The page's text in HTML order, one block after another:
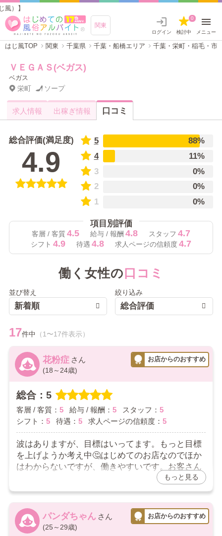
関東
ログイン 検討中
0
メニュー
はじ風TOP 関東 千葉県 千葉・船橋エリア 千葉・栄町・稲毛・市
ＶＥＧＡＳ(ベガス)
ベガス
栄町 ソープ
求人情報 出稼ぎ情報 口コミ
総合評価(満足度)
4.9
5
88%
4
11%
3
0%
2
0%
1
0%
項目別評価
客層 / 客質4.5 給与 / 報酬 4.8 スタッフ 4.7
シフト 4.9 待遇 4.8 求人ページの信頼度4.7
働く女性の口コミ
並び替え
新着順
絞り込み
総合評価
17件中 （1〜17件表示）
花粉症
(18～24歳)
総合：5
客層 / 客質： 5 給与 / 報酬： 5 スタッフ： 5
シフト： 5 待遇： 5 求人ページの信頼度： 5
波はありますが、目標はいってます。もっと目標
を上げようか考え中🤔はじめてのお店なのでほか
はわからないですが、働きやすいです。お客さん
もスタッフもみんな優しいです。急な変更などち
ゃんと対応してくれます。
2026/03/05
お店からの返信コメント
もっと見る
パンダちゃん
(25～29歳)